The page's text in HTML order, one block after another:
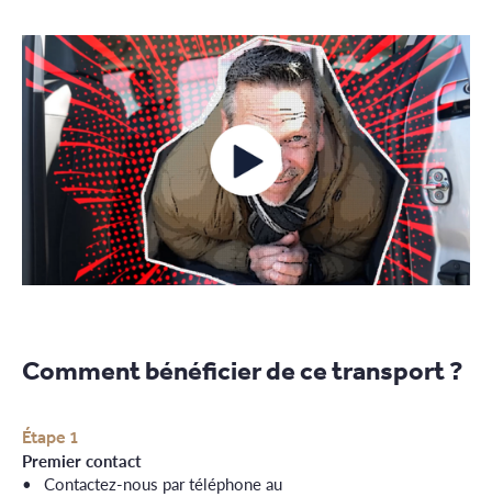
Comment bénéficier de ce transport ?
Étape 1
Premier contact
Contactez-nous par téléphone au